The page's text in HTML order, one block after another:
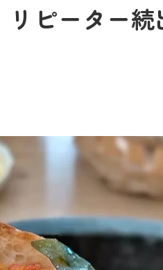
ピーター続